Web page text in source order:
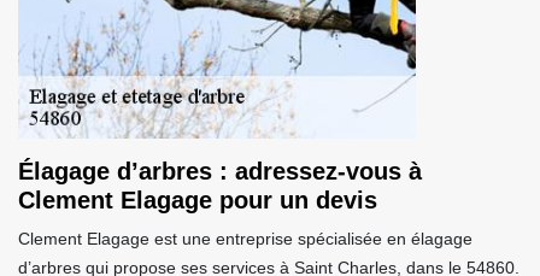
Élagage d’arbres : adressez-vous à
Clement Elagage pour un devis
Clement Elagage est une entreprise spécialisée en élagage
d’arbres qui propose ses services à Saint Charles, dans le 54860.